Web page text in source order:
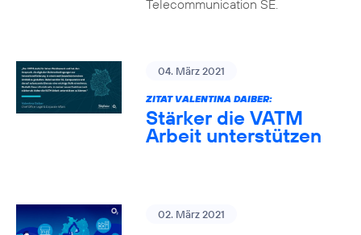
Telecommunication SE.
04. März 2021
ZITAT VALENTINA DAIBER:
Stärker die VATM
Arbeit unterstützen
02. März 2021